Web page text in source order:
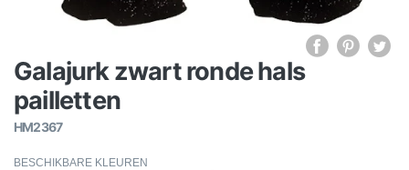
Galajurk zwart ronde hals
pailletten
HM2367
BESCHIKBARE KLEUREN